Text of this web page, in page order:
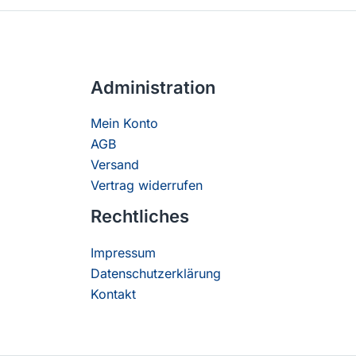
Administration
Mein Konto
AGB
Versand
Vertrag widerrufen
Rechtliches
Impressum
Datenschutzerklärung
Kontakt